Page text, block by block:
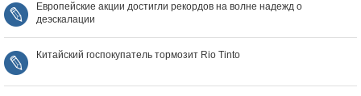
Европейские акции достигли рекордов на волне надежд о
деэскалации
Китайский госпокупатель тормозит Rio Tinto